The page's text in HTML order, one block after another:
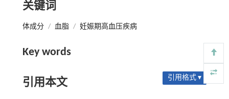
关键词
体成分 / 血脂 / 妊娠期高血压疾病
Key words
引用本文 引用格式 ▾